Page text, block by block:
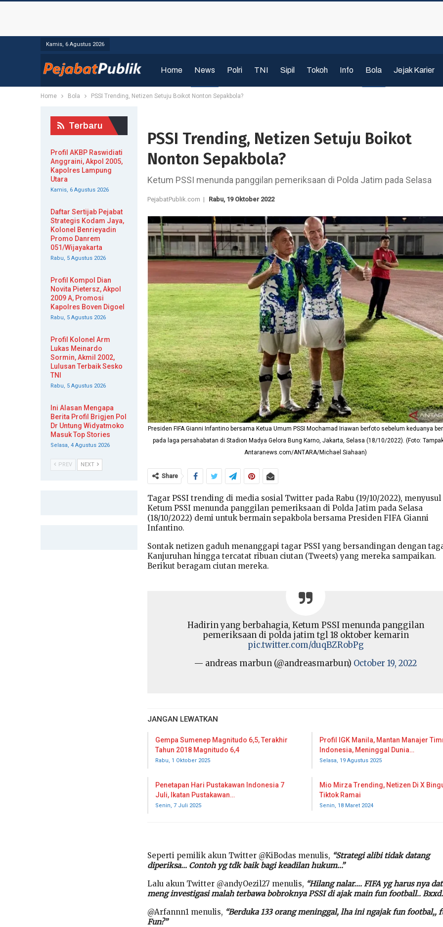
Kamis, 6 Agustus 2026
Home News Polri TNI Sipil Tokoh Info Bola Jejak Karier
Home Bola PSSI Trending, Netizen Setuju Boikot Nonton Sepakbola?
PSSI Trending, Netizen Setuju Boikot
Nonton Sepakbola?
Ketum PSSI menunda panggilan pemeriksaan di Polda Jatim pada Selasa
PejabatPublik.com | Rabu, 19 Oktober 2022
Presiden FIFA Gianni Infantino bersama Ketua Umum PSSI Mochamad Iriawan berfoto sebelum keduanya
pada laga persahabatan di Stadion Madya Gelora Bung Karno, Jakarta, Selasa (18/10/2022). (Foto:
Antaranews.com/ANTARA/Michael Siahaan)
Share
Tagar PSSI trending di media sosial Twitter pada Rabu (19/10/2022), menyusul
Ketum PSSI menunda panggilan pemeriksaan di Polda Jatim pada Selasa
(18/10/2022) demi untuk bermain sepakbola bersama Presiden FIFA Gianni
Infantino.
Sontak netizen gaduh menanggapi tagar PSSI yang bersandingan dengan
Kanjuruhan hingga tercatat ribuan ciutan (Tweets) yang mereka sampaikan.
Berikut beragam ciutan mereka.
Hadirin yang berbahagia, Ketum PSSI menunda panggilan
pemeriksaan di polda jatim tgl 18 oktober kemarin
pic.twitter.com/duqBZRobPg
— andreas marbun (@andreasmarbun) October 19, 2022
JANGAN LEWATKAN
Gempa Sumenep Magnitudo 6,5, Terakhir
Tahun 2018 Magnitudo 6,4
Rabu, 1 Oktober 2025
Profil IGK Manila, Mantan Manajer
Indonesia, Meninggal Dunia…
Selasa, 19 Agustus 2025
Penetapan Hari Pustakawan Indonesia 7
Juli, Ikatan Pustakawan…
Senin, 7 Juli 2025
Mio Mirza Trending, Netizen Di X
Tiktok Ramai
Senin, 18 Maret 2024
Seperti pemilik akun Twitter @KiBodas menulis, “Strategi alibi tidak datang
diperiksa… Contoh yg tdk baik bagi keadilan hukum…”
Lalu akun Twitter @andyOezil27 menulis, “Hilang nalar…. FIFA yg harus nya
meng investigasi malah terbawa bobroknya PSSI di ajak main fun football..
@Arfannn1 menulis, “Berduka 133 orang meninggal, lha ini ngajak fun footbal,,
Fun?”
Terbaru
Profil AKBP Raswidiati
Anggraini, Akpol 2005,
Kapolres Lampung
Utara
Kamis, 6 Agustus 2026
Daftar Sertijab Pejabat
Strategis Kodam Jaya,
Kolonel Benrieyadin
Promo Danrem
051/Wijayakarta
Rabu, 5 Agustus 2026
Profil Kompol Dian
Novita Pietersz, Akpol
2009 A, Promosi
Kapolres Boven Digoel
Rabu, 5 Agustus 2026
Profil Kolonel Arm
Lukas Meinardo
Sormin, Akmil 2002,
Lulusan Terbaik Sesko
TNI
Rabu, 5 Agustus 2026
Ini Alasan Mengapa
Berita Profil Brigjen Pol
Dr Untung Widyatmoko
Masuk Top Stories
Selasa, 4 Agustus 2026
PREV NEXT